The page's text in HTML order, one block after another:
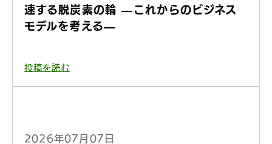
速する脱炭素の輪 —これからのビジネス
モデルを考える—
投稿を読む
2026年07月07日